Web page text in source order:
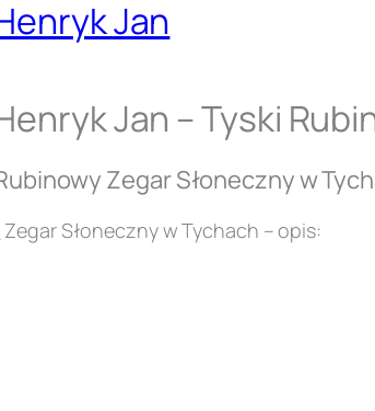
Jan
Jan – Tyski
Zegar Słoneczny w
Zegar Słoneczny w Tychach – opis: